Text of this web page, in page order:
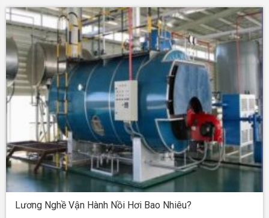
Lương Nghề Vận Hành Nồi Hơi Bao Nhiêu?